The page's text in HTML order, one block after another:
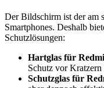
Der Bildschirm ist der am
Smartphones. Deshalb
Schutzlösungen:
Hartglas für
Schutz vor Kratzern
Schutzglas für